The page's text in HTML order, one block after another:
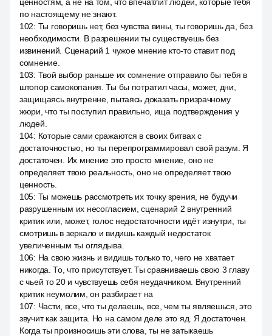
по настоящему не знают.
102: Ты говоришь нет, без чувства вины, ты говоришь да, без
необходимости. В разрешении ты существуешь без
извинений. Сценарий 1 чужое мнение кто-то ставит под
сомнение.
103: Твой выбор раньше их сомнение отправило бы тебя в
штопор самокопания. Ты бы потратил часы, может, дни,
защищаясь внутренне, пытаясь доказать призрачному
жюри, что ты поступил правильно, ища подтверждения у
людей.
104: Которые сами сражаются в своих битвах с
достаточностью, но ты перепрограммировал свой разум. Я
достаточен. Их мнение это просто мнение, оно не
определяет твою реальность, оно не определяет твою
ценность.
105: Ты можешь рассмотреть их точку зрения, не будучи
разрушенным их несогласием, сценарий 2 внутренний
критик или, может, голос недостаточности идёт изнутри, ты
смотришь в зеркало и видишь каждый недостаток
увеличенным ты оглядыва.
106: На свою жизнь и видишь только то, чего не хватает
никогда. То, что присутствует. Ты сравниваешь свою 3 главу
с чьей то 20 и чувствуешь себя неудачником. Внутренний
критик неумолим, он разбирает на
107: Части, все, что ты делаешь, все, чем ты являешься, это
звучит как защита. Но на самом деле это яд. Я достаточен.
Когда ты произносишь эти слова, ты не затыкаешь